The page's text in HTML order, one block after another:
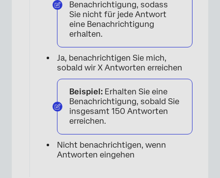
Benachrichtigung, sodass
Sie nicht für jede Antwort
eine Benachrichtigung
erhalten.
Ja, benachrichtigen Sie mich,
sobald wir X Antworten erreichen
Beispiel: Erhalten Sie eine
Benachrichtigung, sobald Sie
insgesamt 150 Antworten
erreichen.
Nicht benachrichtigen, wenn
Antworten eingehen